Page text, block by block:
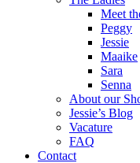
Meet
Peggy
Jessie
Maaike
Sara
Senna
About our
Jessie’s Blog
Vacature
FAQ
Contact